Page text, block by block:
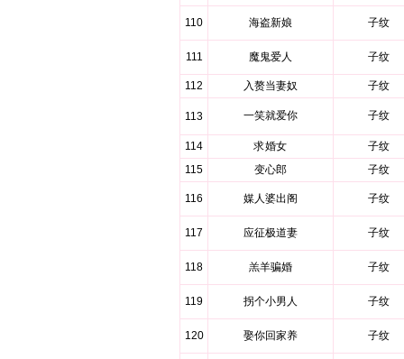
110 海盗新娘 子纹
111 魔鬼爱人 子纹
112 入赘当妻奴 子纹
113 一笑就爱你 子纹
114 求婚女
子纹
115
变心郎 子纹
116 媒人婆出阁 子纹
117 应征极道妻 子纹
118 羔羊骗婚 子纹
119 拐个小男人 子纹
120 娶你回家养 子纹